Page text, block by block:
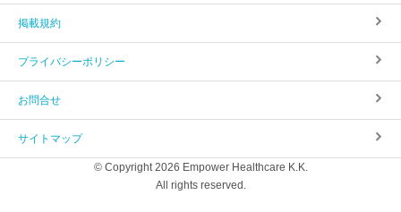
掲載規約
プライバシーポリシー
お問合せ
サイトマップ
© Copyright 2026 Empower Healthcare K.K.
All rights reserved.